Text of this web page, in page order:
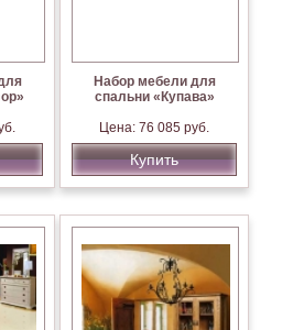
Набор мебели для
спальни «Купава»
Цена: 76 085 руб.
Купить